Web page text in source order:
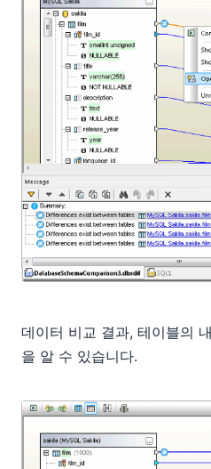
데이터 비교 결과, 테이블의
을 알 수 있습니다.